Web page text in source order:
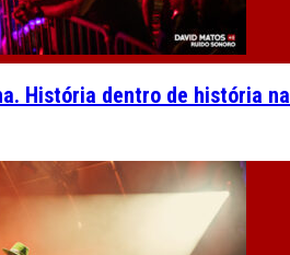
História dentro de história